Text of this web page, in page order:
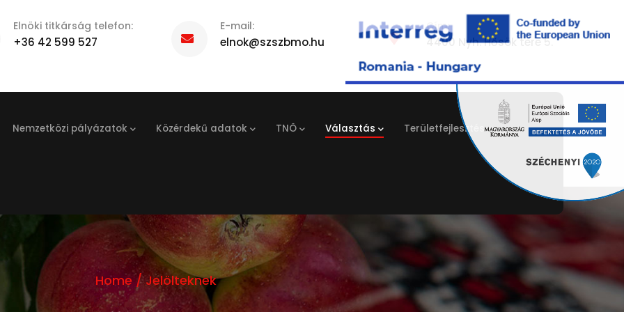
Elnöki titkárság telefon:
+36 42 599 527
E-mail:
elnok@szszbmo.hu
Cím:
4400 Nyh. Hősök tere 5.
Nemzetközi pályázatok Közérdekű adatok TNÖ Választás Területfejlesztés
Home / Jelölteknek